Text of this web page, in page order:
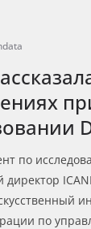
по
по